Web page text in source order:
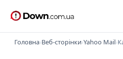
Головна›Веб-сторінки›Yahoo Mail›